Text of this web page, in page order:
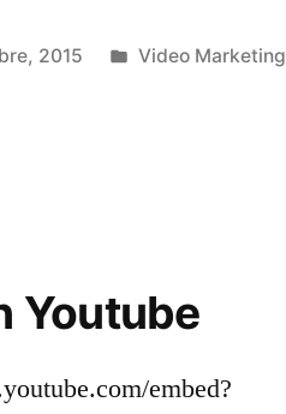
2015
Publicado
Video Marketing
Youtube
embed?